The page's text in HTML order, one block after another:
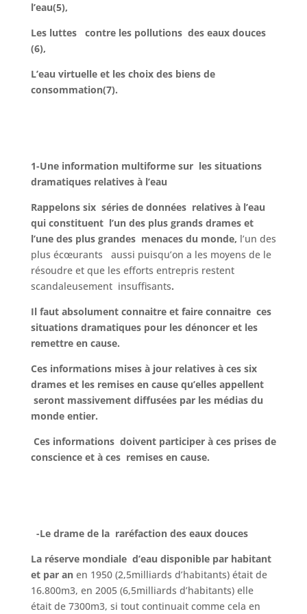
l’eau(5),
Les luttes contre les pollutions des eaux douces
(6),
L’eau virtuelle et les choix des biens de
consommation(7).
1-Une information multiforme sur les situations
dramatiques relatives à l’eau
Rappelons six séries de données relatives à l’eau
qui constituent l’un des plus grands drames et
l’une des plus grandes menaces du monde, l’un des
plus écœurants aussi puisqu’on a les moyens de le
résoudre et que les efforts entrepris restent
scandaleusement insuffisants.
Il faut absolument connaitre et faire connaitre ces
situations dramatiques pour les dénoncer et les
remettre en cause.
Ces informations mises à jour relatives à ces six
drames et les remises en cause qu’elles appellent
seront massivement diffusées par les médias du
monde entier.
Ces informations doivent participer à ces prises de
conscience et à ces remises en cause.
-Le drame de la raréfaction des eaux douces
La réserve mondiale d’eau disponible par habitant
et par anen 1950 (2,5milliards d’habitants) était de
16.800m3, en 2005 (6,5milliards d’habitants) elle
était de 7300m3, si tout continuait comme cela en